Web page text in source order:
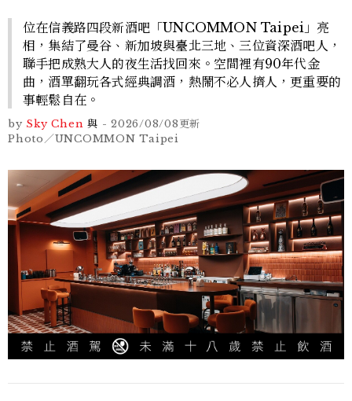
位在信義路四段新酒吧「UNCOMMON Taipei」亮
相，集結了曼谷、新加坡與臺北三地、三位資深酒吧人，
聯手把成熟大人的夜生活找回來。空間裡有90年代金
曲，酒單翻玩各式經典調酒，熱鬧不必人擠人，更重要的
事輕鬆自在。
by Sky Chen 與 - 2026/08/08更新
Photo／UNCOMMON Taipei